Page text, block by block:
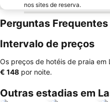
nos sites de reserva.
Perguntas
Intervalo de preços
Os preços de hotéis de praia em
‎€ 148 por noite.
Outras estadias em